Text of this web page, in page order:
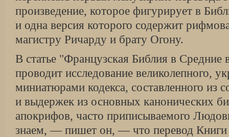
произведение, которое фигурирует в
и одна версия которого содержит
магистру Ричарду и брату Огону.
В статье "Французская Библия в
проводит исследование великолепного,
миниатюрами кодекса, составленного из
и выдержек из основных канонических
апокрифов, часто приписываемого
знаем, — пишет он, — что перевод Книги